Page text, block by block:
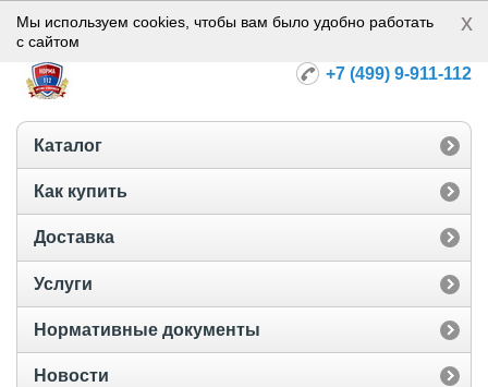
Норма-112
+7 (499) 9-911-112
Каталог
Как купить
Доставка
Услуги
Нормативные документы
Новости
Мы используем cookies, чтобы вам было удобно работать
с сайтом
x